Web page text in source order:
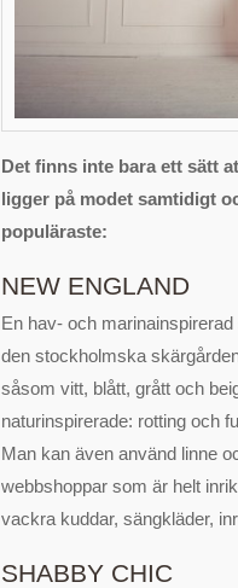
Det finns inte bara ett sätt
ligger på modet samtidigt
populäraste:
NEW ENGLAND
En hav- och
den stockholmska
såsom vitt, blått, grått och
naturinspirerade: rotting och
Man kan även använd linne
webbshoppar som är helt
vackra kuddar, sängkläder,
SHABBY CHIC